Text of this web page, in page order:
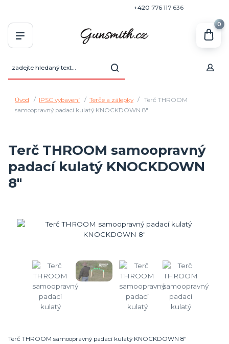
+420 776 117 636
0
Úvod IPSC vybavení Terče a zálepky
Terč THROOM
samoopravný padací kulatý KNOCKDOWN 8"
Terč THROOM samoopravný
padací kulatý KNOCKDOWN
8"
Terč THROOM samoopravný padací kulatý KNOCKDOWN 8"